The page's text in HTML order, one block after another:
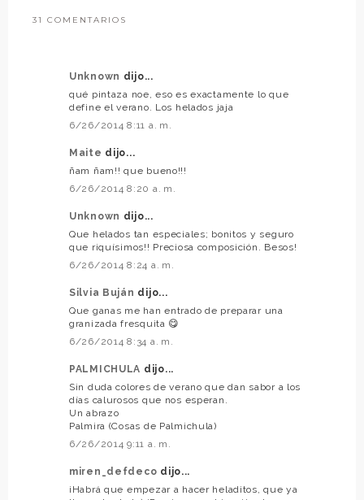
31 COMENTARIOS
Unknown dijo...
qué pintaza noe, eso es exactamente lo que
define el verano. Los helados jaja
6/26/2014 8:11 a. m.
Maite dijo...
ñam ñam!! que bueno!!!
6/26/2014 8:20 a. m.
Unknown dijo...
Que helados tan especiales; bonitos y seguro
que riquísimos!! Preciosa composición. Besos!
6/26/2014 8:24 a. m.
Silvia Buján dijo...
Que ganas me han entrado de preparar una
granizada fresquita 😋
6/26/2014 8:34 a. m.
PALMICHULA dijo...
Sin duda colores de verano que dan sabor a los
días calurosos que nos esperan.
Un abrazo
Palmira (Cosas de Palmichula)
6/26/2014 9:11 a. m.
miren_defdeco dijo...
¡Habrá que empezar a hacer heladitos, que ya